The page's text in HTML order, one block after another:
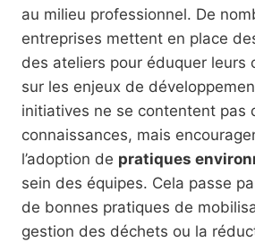
au milieu professionnel. De
entreprises mettent en place
des ateliers pour éduquer leurs
sur les enjeux de
initiatives ne se contentent pas
connaissances, mais
l’adoption de pratiques
sein des équipes. Cela passe
de bonnes pratiques de
gestion des déchets ou la